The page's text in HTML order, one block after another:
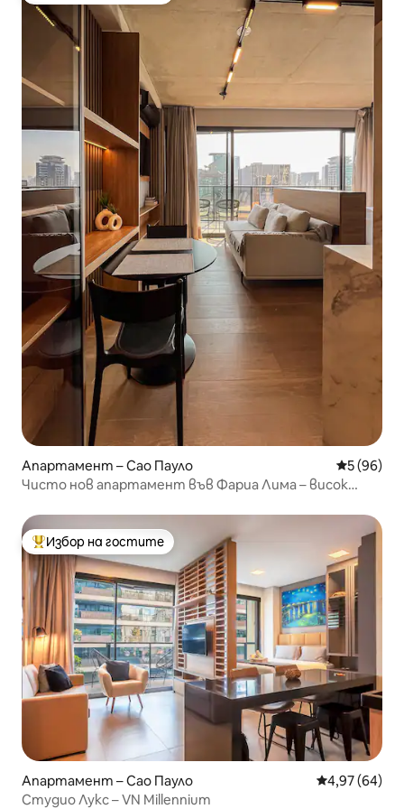
Апартамент – Сао Пауло Средна
5 (96)
Чисто нов апартамент във Фариа Лима – висок
Най-популярен избор на гостите
Избор на гостите
Апартамент – Сао Пауло Средна
4,97 (64)
Студио Лукс – VN Millennium